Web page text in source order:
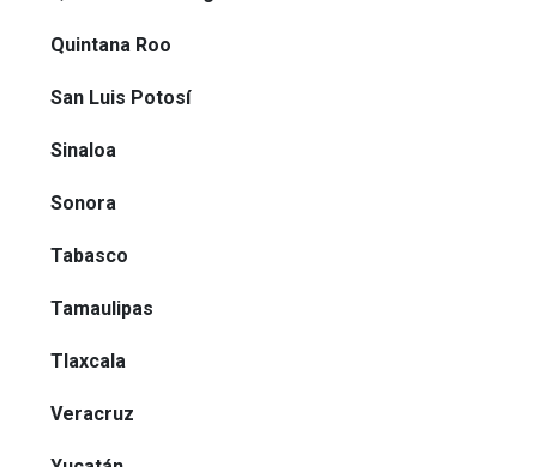
Quintana Roo
San Luis Potosí
Sinaloa
Sonora
Tabasco
Tamaulipas
Tlaxcala
Veracruz